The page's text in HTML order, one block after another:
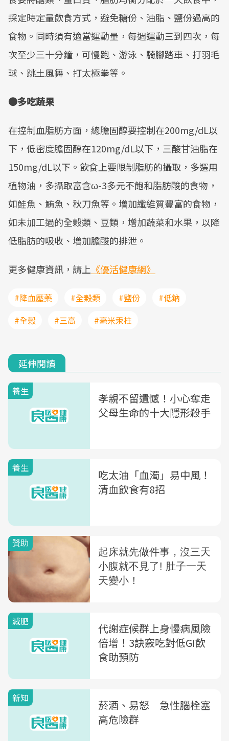
採定時定量飲食方式，避免糖份、油脂、鹽份過高的
食物。同時須有適當運動量，每週運動三到四次，每
次至少三十分鐘，可慢跑、游泳、騎腳踏車、打羽毛
球、跳土風舞、打太極拳等。
●多吃蔬果
在控制血脂肪方面，總膽固醇要控制在200mg/dL以
下，低密度膽固醇在120mg/dL以下，三酸甘油脂在
150mg/dL以下。飲食上要限制脂肪的攝取，多選用
植物油，多攝取富含ω-3多元不飽和脂肪酸的食物，
如鮭魚、鮪魚、秋刀魚等。增加纖維質豐富的食物，
如未加工過的全榖類、豆類，增加蔬菜和水果，以降
低脂肪的吸收、增加膽酸的排泄。
更多健康資訊，請上 《優活健康網》
#降血壓藥 #全榖類 #鹽份
#低鈉
#全榖
#三高 #毫米汞柱
延伸閱讀
養生
孝親不留遺憾！小心奪走
父母生命的十大隱形殺手
養生
吃太油「血濁」易中風！
清血飲食有8招
減肥
代謝症候群上身慢病風險
倍增！3訣竅吃對低GI飲
食助預防
新知
菸酒、易怒 急性腦栓塞
高危險群